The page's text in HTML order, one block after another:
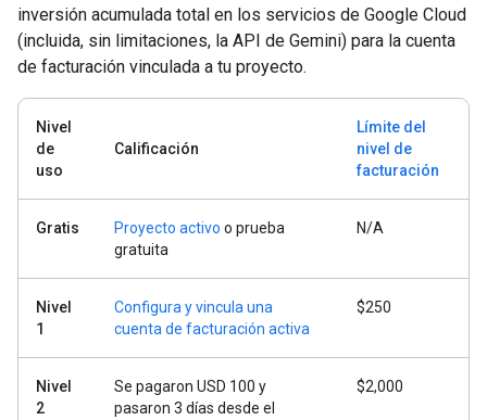
inversión acumulada total en los servicios de Google Cloud
(incluida, sin limitaciones, la API de Gemini) para la cuenta
de facturación vinculada a tu proyecto.
Nivel
de
uso
Calificación
Límite del
nivel de
facturación
Gratis Proyecto activo o prueba
gratuita
N/A
Nivel
1
Configura y vincula una
cuenta de facturación activa
$250
Nivel
2
Se pagaron USD 100 y
pasaron 3 días desde el
$2,000